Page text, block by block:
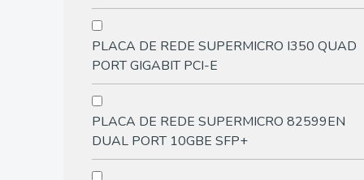
PLACA DE REDE SUPERMICRO I350 QUAD
PORT GIGABIT PCI-E
PLACA DE REDE SUPERMICRO 82599EN
DUAL PORT 10GBE SFP+